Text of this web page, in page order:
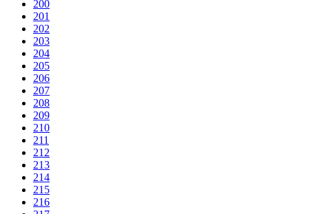
200
201
202
203
204
205
206
207
208
209
210
211
212
213
214
215
216